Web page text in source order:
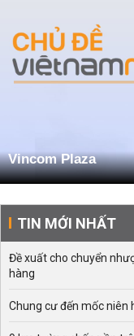
Vincom Plaza
TIN MỚI NHẤT
Đề xuất cho chuyển
hàng
Chung cư đến mốc niên